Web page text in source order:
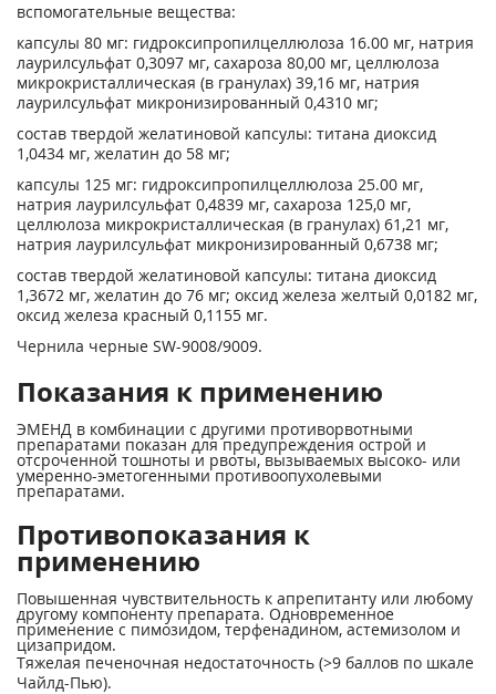
вспомогательные вещества:
капсулы 80 мг: гидроксипропилцеллюлоза 16.00 мг, натрия
лаурилсульфат 0,3097 мг, сахароза 80,00 мг, целлюлоза
микрокристаллическая (в гранулах) 39,16 мг, натрия
лаурилсульфат микронизированный 0,4310 мг;
состав твердой желатиновой капсулы: титана диоксид
1,0434 мг, желатин до 58 мг;
капсулы 125 мг: гидроксипропилцеллюлоза 25.00 мг,
натрия лаурилсульфат 0,4839 мг, сахароза 125,0 мг,
целлюлоза микрокристаллическая (в гранулах) 61,21 мг,
натрия лаурилсульфат микронизированный 0,6738 мг;
состав твердой желатиновой капсулы: титана диоксид
1,3672 мг, желатин до 76 мг; оксид железа желтый 0,0182 мг,
оксид железа красный 0,1155 мг.
Чернила черные SW-9008/9009.
Показания к применению
ЭМЕНД в комбинации с другими противорвотными
препаратами показан для предупреждения острой и
отсроченной тошноты и рвоты, вызываемых высоко- или
умеренно-эметогенными противоопухолевыми
препаратами.
Противопоказания к
применению
Повышенная чувствительность к апрепитанту или любому
другому компоненту препарата. Одновременное
применение с пимозидом, терфенадином, астемизолом и
цизапридом.
Тяжелая печеночная недостаточность (>9 баллов по шкале
Чайлд-Пью).